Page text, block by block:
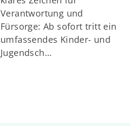
Verantwortung und
Fürsorge: Ab sofort tritt ein
umfassendes Kinder- und
Jugendsch…